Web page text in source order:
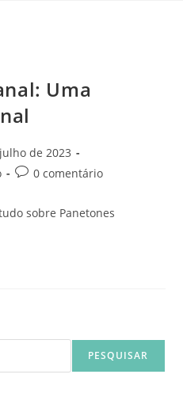
Uma
de 2023
0 comentário
sobre Panetones
PESQUISAR